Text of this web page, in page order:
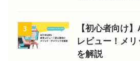
3
【初心者向け
レビュー！メ
を解説